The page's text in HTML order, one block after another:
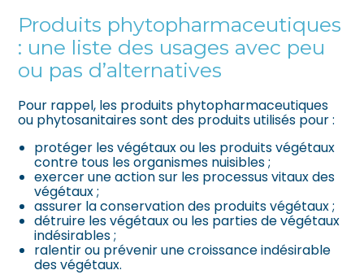
Produits phytopharmaceutiques
: une liste des usages avec peu
ou pas d’alternatives
Pour rappel, les produits phytopharmaceutiques
ou phytosanitaires sont des produits utilisés pour :
protéger les végétaux ou les produits végétaux
contre tous les organismes nuisibles ;
exercer une action sur les processus vitaux des
végétaux ;
assurer la conservation des produits végétaux ;
détruire les végétaux ou les parties de végétaux
indésirables ;
ralentir ou prévenir une croissance indésirable
des végétaux.